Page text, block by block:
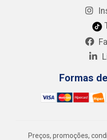
Formas
Preços, promoções,